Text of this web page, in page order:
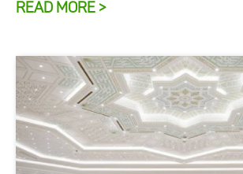
READ MORE >